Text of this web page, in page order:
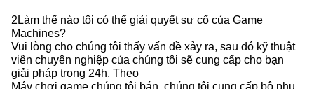
2Làm thế nào tôi có thể giải quyết sự cố của Game
Machines?
Vui lòng cho chúng tôi thấy vấn đề xảy ra, sau đó kỹ thuật
viên chuyên nghiệp của chúng tôi sẽ cung cấp cho bạn
giải pháp trong 24h. Theo
Máy chơi game chúng tôi bán, chúng tôi cung cấp bộ phụ